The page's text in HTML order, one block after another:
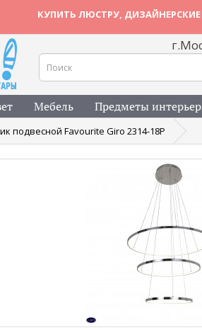
КУПИТЬ ЛЮСТРУ,
Мебель Предметы
подвесной Favourite Giro 2314-18P